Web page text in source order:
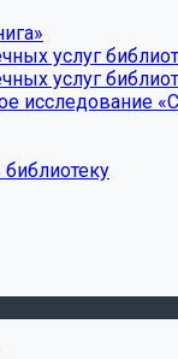
услуг
услуг
исследование
библиотеку